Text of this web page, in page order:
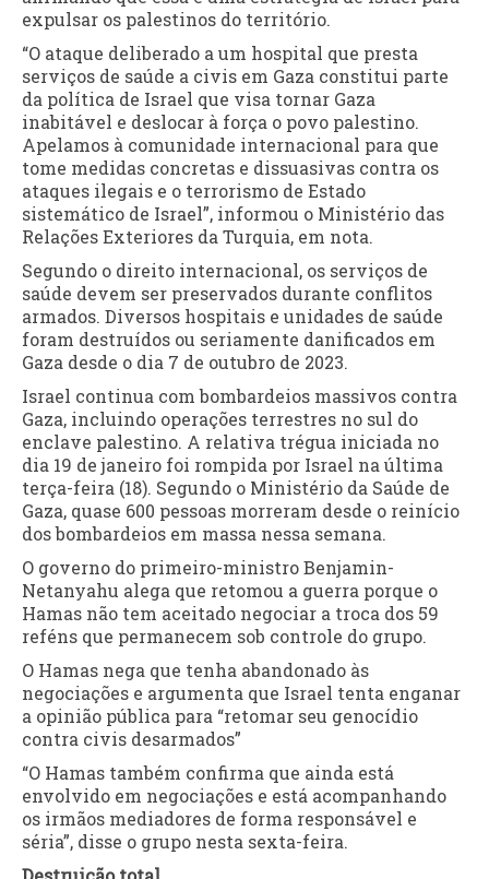
expulsar os palestinos do território.
“O ataque deliberado a um hospital que presta
serviços de saúde a civis em Gaza constitui parte
da política de Israel que visa tornar Gaza
inabitável e deslocar à força o povo palestino.
Apelamos à comunidade internacional para que
tome medidas concretas e dissuasivas contra os
ataques ilegais e o terrorismo de Estado
sistemático de Israel”, informou o Ministério das
Relações Exteriores da Turquia, em nota.
Segundo o direito internacional, os serviços de
saúde devem ser preservados durante conflitos
armados. Diversos hospitais e unidades de saúde
foram destruídos ou seriamente danificados em
Gaza desde o dia 7 de outubro de 2023.
Israel continua com bombardeios massivos contra
Gaza, incluindo operações terrestres no sul do
enclave palestino. A relativa trégua iniciada no
dia 19 de janeiro foi rompida por Israel na última
terça-feira (18). Segundo o Ministério da Saúde de
Gaza, quase 600 pessoas morreram desde o reinício
dos bombardeios em massa nessa semana.
O governo do primeiro-ministro Benjamin-
Netanyahu alega que retomou a guerra porque o
Hamas não tem aceitado negociar a troca dos 59
reféns que permanecem sob controle do grupo.
O Hamas nega que tenha abandonado às
negociações e argumenta que Israel tenta enganar
a opinião pública para “retomar seu genocídio
contra civis desarmados”
“O Hamas também confirma que ainda está
envolvido em negociações e está acompanhando
os irmãos mediadores de forma responsável e
séria”, disse o grupo nesta sexta-feira.